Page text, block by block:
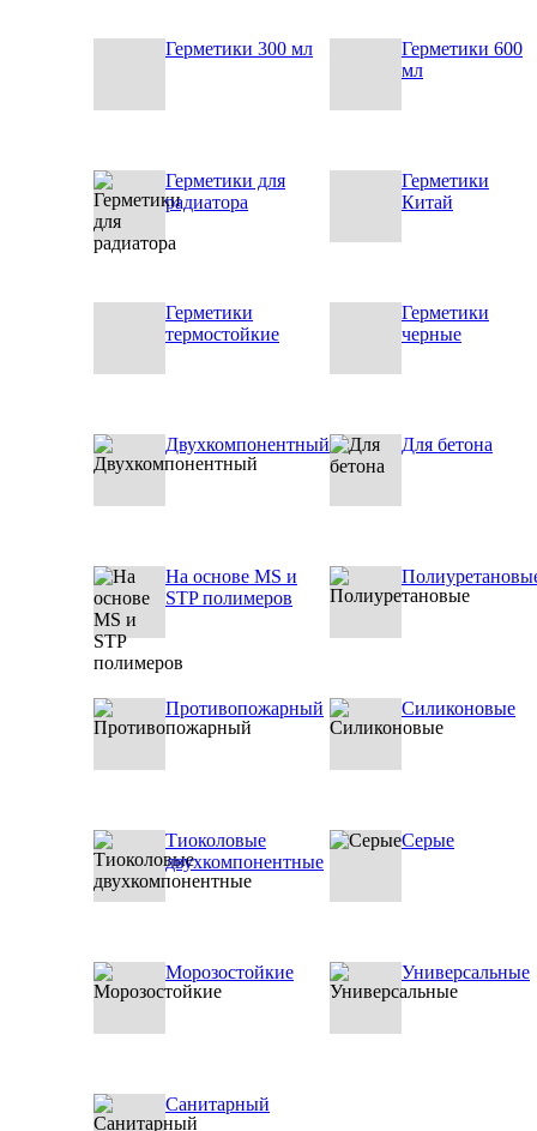
Герметики 300 мл
Герметики 600
мл
Герметики для
радиатора
Герметики
Китай
Герметики
термостойкие
Герметики
черные
Двухкомпонентный Для бетона
На основе MS и
STP полимеров
Противопожарный Силиконовые
Тиоколовые
двухкомпонентные
Серые
Морозостойкие Универсальные
Санитарный